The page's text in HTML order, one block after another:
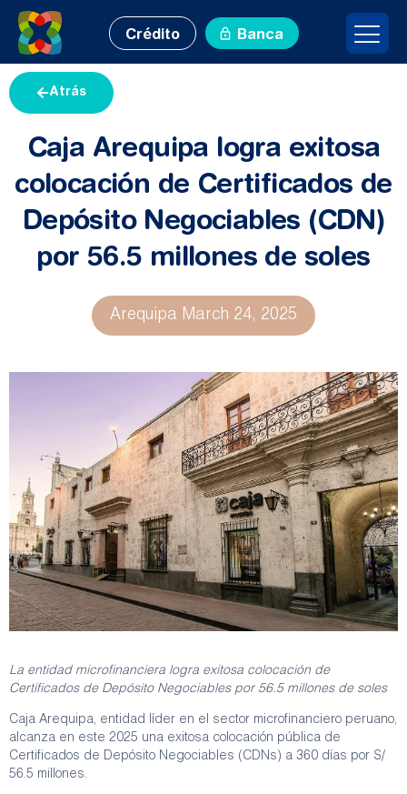
Crédito Banca
Atrás
Caja Arequipa logra exitosa
colocación de Certificados de
Depósito Negociables (CDN)
por 56.5 millones de soles
Arequipa March 24, 2025
La entidad microfinanciera logra exitosa colocación de
Certificados de Depósito Negociables por 56.5 millones de soles
Caja Arequipa, entidad líder en el sector microfinanciero peruano,
alcanza en este 2025 una exitosa colocación pública de
Certificados de Depósito Negociables (CDNs) a 360 días por S/
56.5 millones.